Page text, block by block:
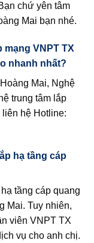
chứ yên tâm
Mai bạn nhé.
VNPT TX
nhanh nhất?
Mai, Nghệ
trung tâm lắp
hệ Hotline:
hạ tầng cáp
tầng cáp quang
Mai. Tuy nhiên,
viên VNPT TX
vụ cho anh chị.